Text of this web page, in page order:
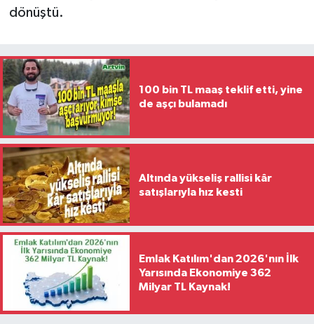
dönüştü.
100 bin TL maaş teklif etti, yine
de aşçı bulamadı
Altında yükseliş rallisi kâr
satışlarıyla hız kesti
Emlak Katılım'dan 2026'nın İlk
Yarısında Ekonomiye 362
Milyar TL Kaynak!